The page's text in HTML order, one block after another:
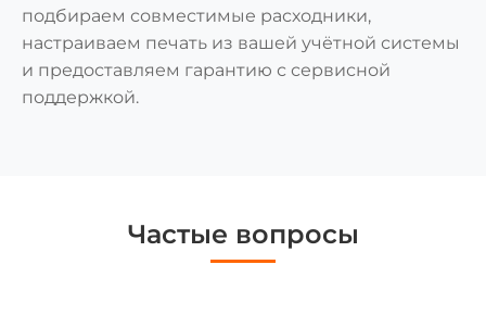
подбираем совместимые расходники,
настраиваем печать из вашей учётной системы
и предоставляем гарантию с сервисной
поддержкой.
Частые вопросы